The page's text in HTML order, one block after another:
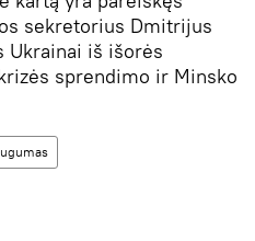
sekretorius Dmitrijus
Ukrainai iš išorės
sprendimo ir Minsko